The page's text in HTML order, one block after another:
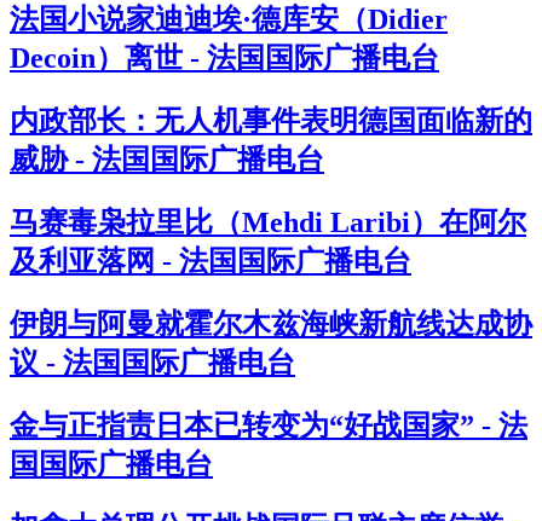
法国小说家迪迪埃·德库安（Didier
Decoin）离世 - 法国国际广播电台
内政部长：无人机事件表明德国面临新的
威胁 - 法国国际广播电台
马赛毒枭拉里比（Mehdi Laribi）在阿尔
及利亚落网 - 法国国际广播电台
伊朗与阿曼就霍尔木兹海峡新航线达成协
议 - 法国国际广播电台
金与正指责日本已转变为“好战国家” - 法
国国际广播电台